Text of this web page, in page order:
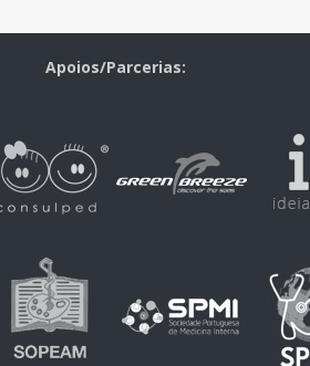
Apoios/Parcerias: